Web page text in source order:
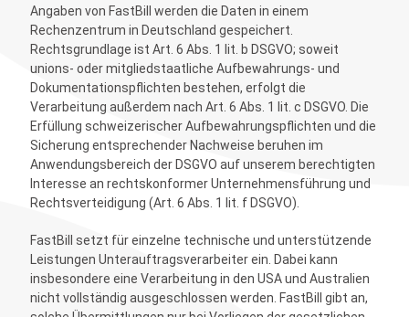
Angaben von FastBill werden die Daten in einem
Rechenzentrum in Deutschland gespeichert.
Rechtsgrundlage ist Art. 6 Abs. 1 lit. b DSGVO; soweit
unions- oder mitgliedstaatliche Aufbewahrungs- und
Dokumentationspflichten bestehen, erfolgt die
Verarbeitung außerdem nach Art. 6 Abs. 1 lit. c DSGVO. Die
Erfüllung schweizerischer Aufbewahrungspflichten und die
Sicherung entsprechender Nachweise beruhen im
Anwendungsbereich der DSGVO auf unserem berechtigten
Interesse an rechtskonformer Unternehmensführung und
Rechtsverteidigung (Art. 6 Abs. 1 lit. f DSGVO).
FastBill setzt für einzelne technische und unterstützende
Leistungen Unterauftragsverarbeiter ein. Dabei kann
insbesondere eine Verarbeitung in den USA und Australien
nicht vollständig ausgeschlossen werden. FastBill gibt an,